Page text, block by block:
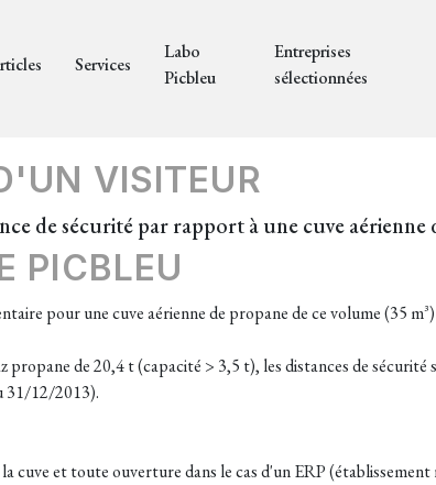
Services
Labo
Picbleu
Entreprises
sélectionnées
VISITEUR
de sécurité par rapport à une cuve
PICBLEU
pour une cuve aérienne de propane de ce volume (35
propane de 20,4 t (capacité > 3,5 t), les distances de
31/12/2013).
cuve et toute ouverture dans le cas d'un ERP